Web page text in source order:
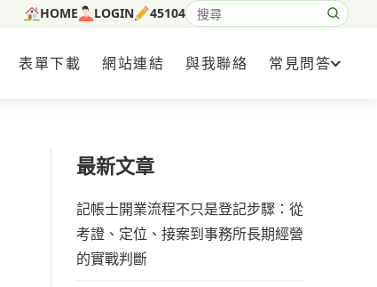
HOME LOGIN 45104
搜尋網站內容
表單下載 網站連結 與我聯絡 常見問答
最新文章
記帳士開業流程不只是登記步驟：從
考證、定位、接案到事務所長期經營
的實戰判斷